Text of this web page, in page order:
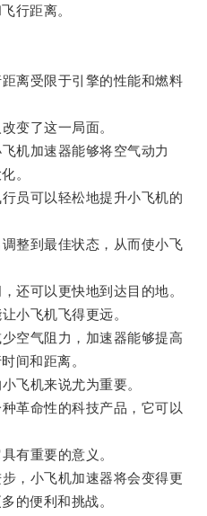
行距离。
受限于引擎的性能和燃料
了这一局面。
加速器能够将空气动力
。
可以轻松地提升小飞机的
到最佳状态，从而使小飞
可以更快地到达目的地。
飞机飞得更远。
气阻力，加速器能够提高
间和距离。
机来说尤为重要。
命性的科技产品，它可以
重要的意义。
小飞机加速器将会变得更
的便利和挑战。